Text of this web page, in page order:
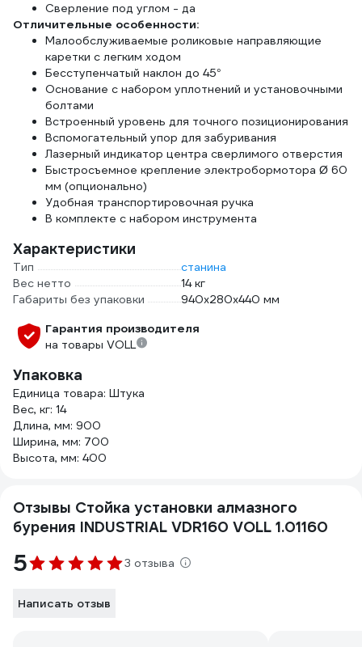
Сверление под углом - да
Отличительные особенности:
Малообслуживаемые роликовые направляющие
каретки с легким ходом
Бесступенчатый наклон до 45°
Основание с набором уплотнений и установочными
болтами
Встроенный уровень для точного позиционирования
Вспомогательный упор для забуривания
Лазерный индикатор центра сверлимого отверстия
Быстросъемное крепление электробормотора Ø 60
мм (опционально)
Удобная транспортировочная ручка
В комплекте с набором инструмента
Характеристики
Тип
станина
Вес нетто
14 кг
Габариты без упаковки
940x280x440 мм
Гарантия производителя
на товары VOLL
Упаковка
Единица товара: Штука
Вес, кг: 14
Длина, мм: 900
Ширина, мм: 700
Высота, мм: 400
Отзывы Стойка установки алмазного
бурения INDUSTRIAL VDR160 VOLL 1.01160
5 3 отзыва
Написать отзыв